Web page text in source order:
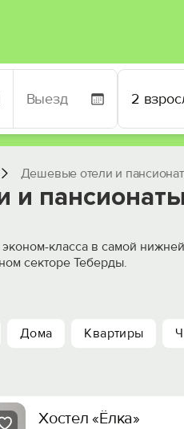
2
Дешевые отели и
и
класса в самой
секторе Теберды.
Дома Квартиры
Хостел «Ёлка»